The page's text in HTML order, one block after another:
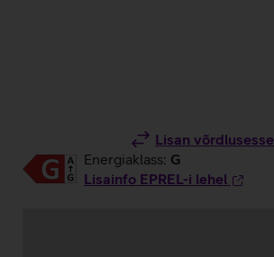
Lisan võrdlusesse
Energiaklass: G
Lisainfo EPREL-i lehel